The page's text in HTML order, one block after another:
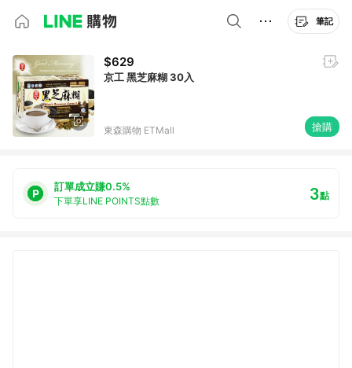
筆記
$629
京工 黑芝麻糊 30入
東森購物 ETMall 搶購
訂單成立賺0.5%
下單享LINE POINTS點數 3點